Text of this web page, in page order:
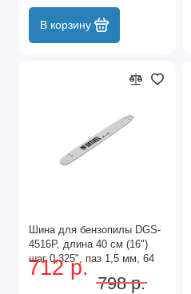
В корзину
Шина для бензопилы DGS-
4516P, длина 40 см (16")
шаг 0,325", паз 1,5 мм, 64
звена Denzel
712 р.
798 р.